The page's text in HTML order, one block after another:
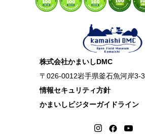
株式会社かまいしDMC
〒026-0012岩手県釜石魚河岸3-3
情報セキュリティ方針
かまいしビジターガイドライン